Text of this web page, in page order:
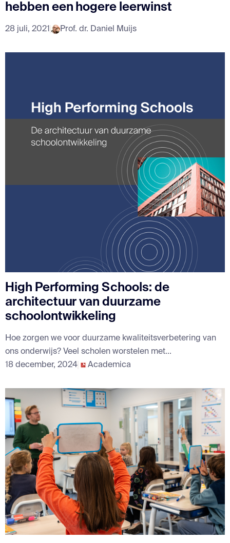
hebben een hogere leerwinst
28 juli, 2021 Prof. dr. Daniel Muijs
High Performing Schools: de
architectuur van duurzame
schoolontwikkeling
Hoe zorgen we voor duurzame kwaliteitsverbetering van
ons onderwijs? Veel scholen worstelen met...
18 december, 2024
Academica